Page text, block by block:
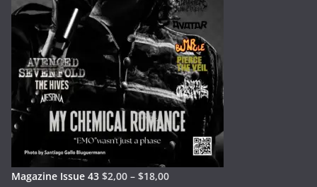
Magazine Issue 43 $2,00 – $18,00